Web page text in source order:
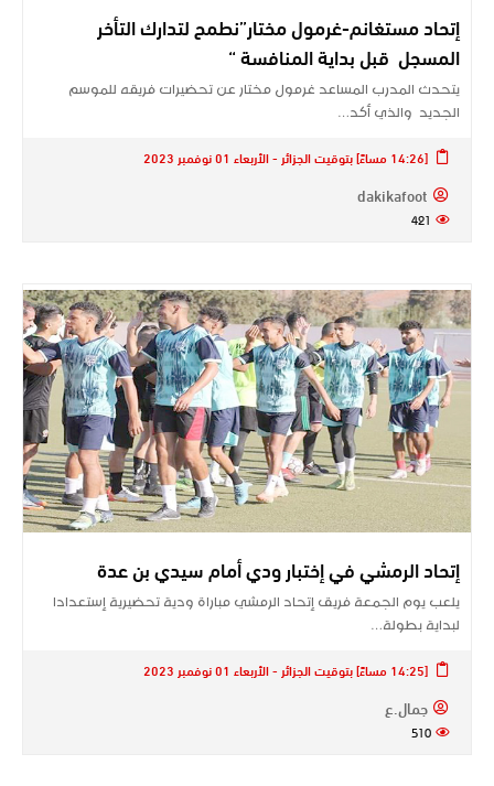
إتحاد مستغانم-غرمول مختار”نطمح لتدارك التأخر
المسجل قبل بداية المنافسة “
يتحدث المدرب المساعد غرمول مختار عن تحضيرات فريقه للموسم
الجديد والذي أكد…
[14:26 مساءً] بتوقيت الجزائر - الأربعاء 01 نوفمبر 2023
dakikafoot
421
إتحاد الرمشي في إختبار ودي أمام سيدي بن عدة
يلعب يوم الجمعة فريق إتحاد الرمشي مباراة ودية تحضيرية إستعدادا
لبداية بطولة…
[14:25 مساءً] بتوقيت الجزائر - الأربعاء 01 نوفمبر 2023
جمال.ع
510